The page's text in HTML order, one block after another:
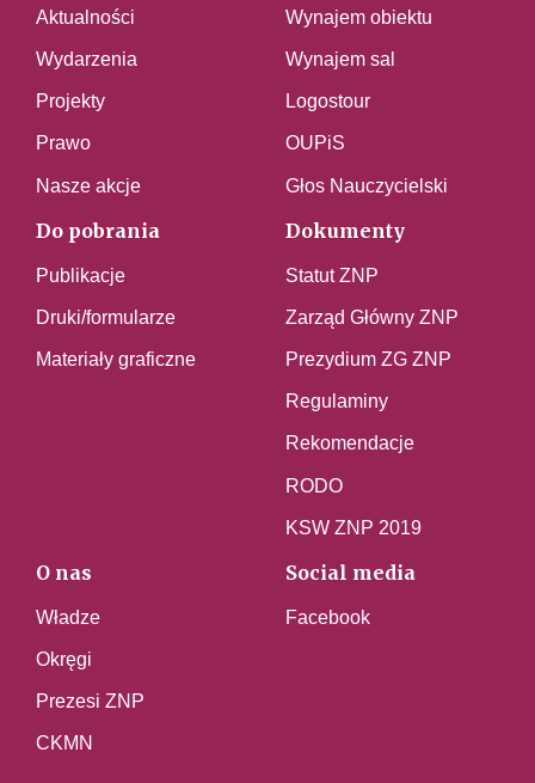
Aktualności
Wydarzenia
Projekty
Prawo
Nasze akcje
Wynajem obiektu
Wynajem sal
Logostour
OUPiS
Głos Nauczycielski
Do pobrania
Publikacje
Druki/formularze
Materiały graficzne
Dokumenty
Statut ZNP
Zarząd Główny ZNP
Prezydium ZG ZNP
Regulaminy
Rekomendacje
RODO
KSW ZNP 2019
O nas
Władze
Okręgi
Prezesi ZNP
CKMN
Social media
Facebook